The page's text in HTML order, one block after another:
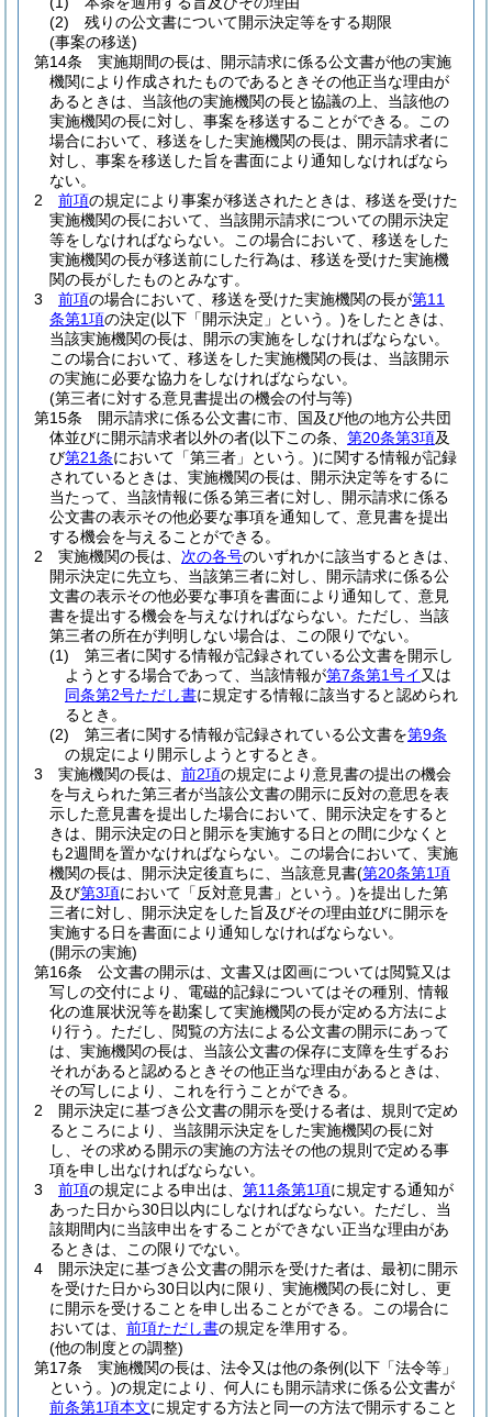
(2)
残りの公文書について開示決定等をする期限
(事案の移送)
第14条
実施期間の長は、開示請求に係る公文書が他の実施
機関により作成されたものであるときその他正当な理由が
あるときは、当該他の実施機関の長と協議の上、当該他の
実施機関の長に対し、事案を移送することができる。
この
場合において、移送をした実施機関の長は、開示請求者に
対し、事案を移送した旨を書面により通知しなければなら
ない。
2
前項の規定により事案が移送されたときは、移送を受けた
実施機関の長において、当該開示請求についての開示決定
等をしなければならない。
この場合において、移送をした
実施機関の長が移送前にした行為は、移送を受けた実施機
関の長がしたものとみなす。
3
前項の場合において、移送を受けた実施機関の長が第11
条第1項の決定(以下「開示決定」という。)をしたときは、
当該実施機関の長は、開示の実施をしなければならない。
この場合において、移送をした実施機関の長は、当該開示
の実施に必要な協力をしなければならない。
(第三者に対する意見書提出の機会の付与等)
第15条
開示請求に係る公文書に市、国及び他の地方公共団
体並びに開示請求者以外の者(以下この条、 第20条第3項及
び第21条において「第三者」という。)に関する情報が記録
されているときは、実施機関の長は、開示決定等をするに
当たって、当該情報に係る第三者に対し、開示請求に係る
公文書の表示その他必要な事項を通知して、意見書を提出
する機会を与えることができる。
2
実施機関の長は、 次の各号のいずれかに該当するときは、
開示決定に先立ち、当該第三者に対し、開示請求に係る公
文書の表示その他必要な事項を書面により通知して、意見
書を提出する機会を与えなければならない。 ただし、当該
第三者の所在が判明しない場合は、この限りでない。
(1)
第三者に関する情報が記録されている公文書を開示し
ようとする場合であって、当該情報が第7条第1号イ 又は
同条第2号ただし書に規定する情報に該当すると認められ
るとき。
(2)
第三者に関する情報が記録されている公文書を第9条
の規定により開示しようとするとき。
3
実施機関の長は、 前2項の規定により意見書の提出の機会
を与えられた第三者が当該公文書の開示に反対の意思を表
示した意見書を提出した場合において、開示決定をすると
きは、開示決定の日と開示を実施する日との間に少なくと
も2週間を置かなければならない。
この場合において、実施
機関の長は、開示決定後直ちに、当該意見書(第20条第1項
及び第3項において「反対意見書」という。)を提出した第
三者に対し、開示決定をした旨及びその理由並びに開示を
実施する日を書面により通知しなければならない。
(開示の実施)
第16条
公文書の開示は、文書又は図画については閲覧又は
写しの交付により、電磁的記録についてはその種別、情報
化の進展状況等を勘案して実施機関の長が定める方法によ
り行う。 ただし、閲覧の方法による公文書の開示にあって
は、実施機関の長は、当該公文書の保存に支障を生ずるお
それがあると認めるときその他正当な理由があるときは、
その写しにより、これを行うことができる。
2
開示決定に基づき公文書の開示を受ける者は、規則で定め
るところにより、当該開示決定をした実施機関の長に対
し、その求める開示の実施の方法その他の規則で定める事
項を申し出なければならない。
3
前項の規定による申出は、 第11条第1項に規定する通知が
あった日から30日以内にしなければならない。 ただし、当
該期間内に当該申出をすることができない正当な理由があ
るときは、この限りでない。
4
開示決定に基づき公文書の開示を受けた者は、最初に開示
を受けた日から30日以内に限り、実施機関の長に対し、更
に開示を受けることを申し出ることができる。
この場合に
おいては、 前項ただし書の規定を準用する。
(他の制度との調整)
第17条
実施機関の長は、法令又は他の条例(以下「法令等」
という。)の規定により、何人にも開示請求に係る公文書が
前条第1項本文に規定する方法と同一の方法で開示すること